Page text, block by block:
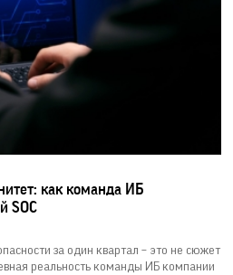
как команда ИБ
SOC
за один квартал – это не сюжет
реальность команды ИБ компании